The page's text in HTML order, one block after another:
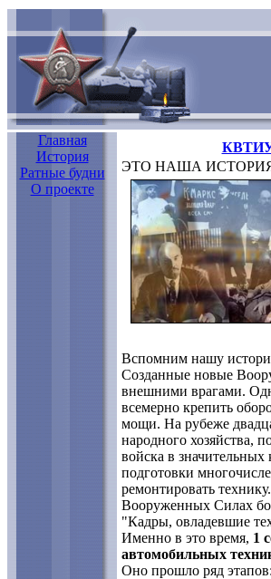
Главная
История
Ратные будни
О проекте
ЭТО НАША
Вспомним нашу
Созданные новые
внешними врагами.
всемерно крепить
мощи. На рубеже
народного хозяйства,
войска в значительных
подготовки
ремонтировать
Вооруженных Силах
"Кадры, овладевшие
Именно в это время, 1
автомобильных
Оно прошло ряд этапов: